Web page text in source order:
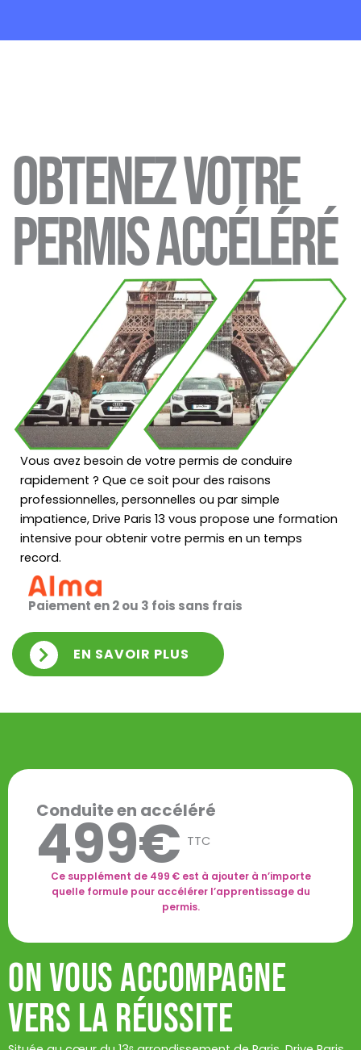
Obtenez votre
permis accéléré
Vous avez besoin de votre permis de conduire
rapidement ? Que ce soit pour des raisons
professionnelles, personnelles ou par simple
impatience, Drive Paris 13 vous propose une formation
intensive pour obtenir votre permis en un temps
record.
Paiement en 2 ou 3 fois sans frais
EN SAVOIR PLUS
Conduite en accéléré
499€
Ce supplément de 499 € est à ajouter à n’importe
quelle formule pour accélérer l’apprentissage du
permis.
TTC
On vous accompagne
vers la réussite